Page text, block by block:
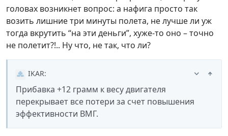
головах возникнет вопрос: а нафига просто так
возить лишние три минуты полета, не лучше ли уж
тогда вкрутить “на эти деньги”, хуже-то оно – точно
не полетит?!.. Ну что, не так, что ли?
IKAR:
Прибавка +12 грамм к весу двигателя
перекрывает все потери за счет повышения
эффективности ВМГ.